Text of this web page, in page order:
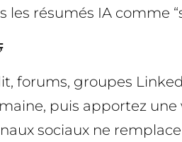
résumés IA comme
forums, groupes
puis apportez
sociaux ne